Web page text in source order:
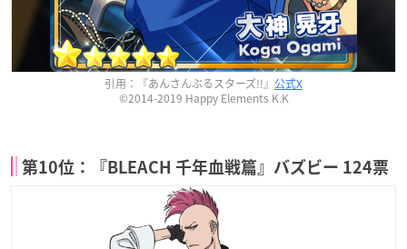
引用：『あんさんぶるスターズ!!』 公式X
©2014-2019 Happy Elements K.K
第10位：『BLEACH 千年血戦篇』バズビー 124票